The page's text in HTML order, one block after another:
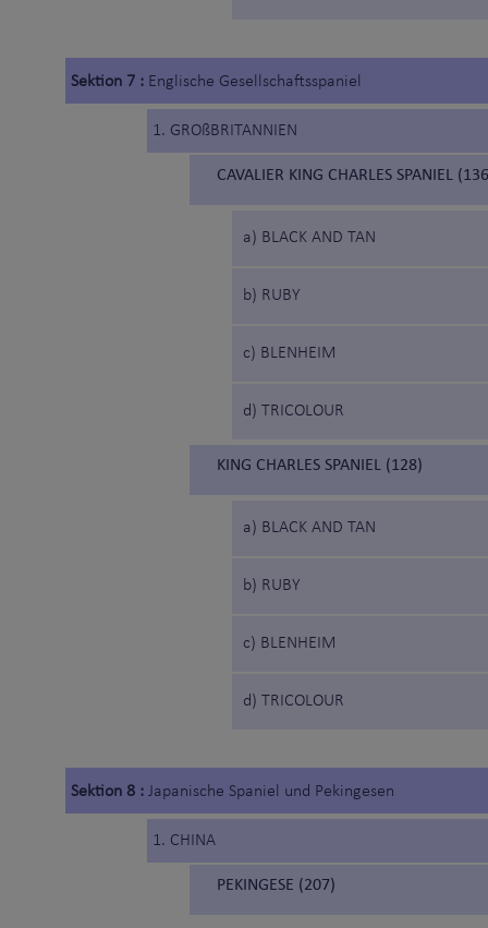
Sektion 7 : Englische Gesellschaftsspaniel
1. GROßBRITANNIEN
CAVALIER KING CHARLES SPANIEL
a) BLACK AND TAN
b) RUBY
c) BLENHEIM
d) TRICOLOUR
KING CHARLES SPANIEL (128)
a) BLACK AND TAN
b) RUBY
c) BLENHEIM
d) TRICOLOUR
Sektion 8 : Japanische Spaniel und Pekingesen
1. CHINA
PEKINGESE (207)